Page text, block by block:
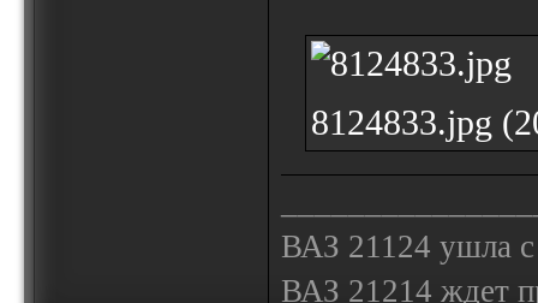
8124833.jpg
ВАЗ 21124 ушла
ВАЗ 21214 ждет